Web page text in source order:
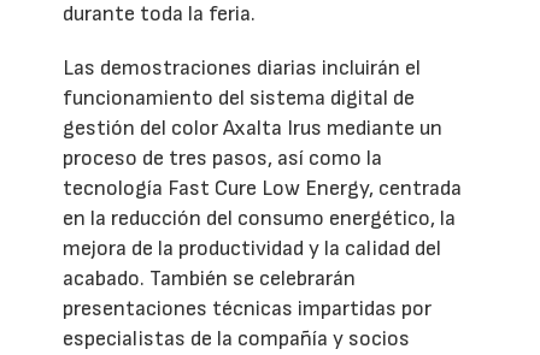
durante toda la feria.
Las demostraciones diarias incluirán el
funcionamiento del sistema digital de
gestión del color Axalta Irus mediante un
proceso de tres pasos, así como la
tecnología Fast Cure Low Energy, centrada
en la reducción del consumo energético, la
mejora de la productividad y la calidad del
acabado. También se celebrarán
presentaciones técnicas impartidas por
especialistas de la compañía y socios